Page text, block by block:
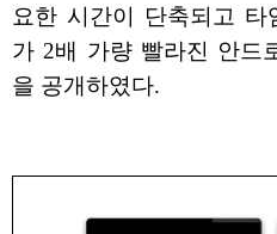
요한 시간이 단축되고
가 2배 가량 빨라진 안드
을 공개하였다.